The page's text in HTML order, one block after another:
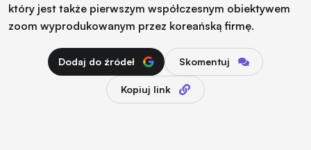
który jest także pierwszym współczesnym obiektywem
zoom wyprodukowanym przez koreańską firmę.
Dodaj do źródeł Skomentuj
Kopiuj link